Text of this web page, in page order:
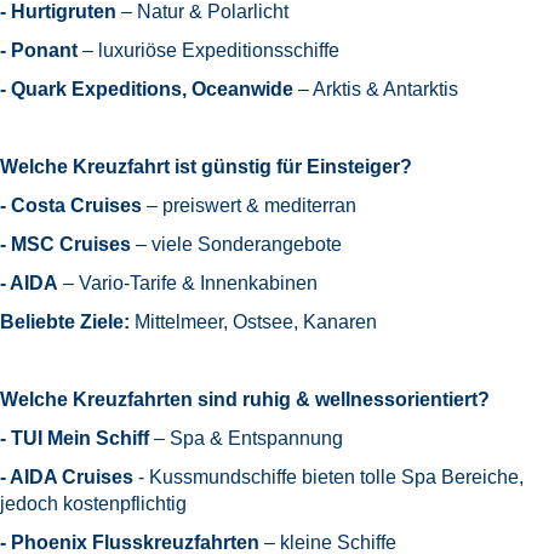
- Hurtigruten – Natur & Polarlicht
- Ponant – luxuriöse Expeditionsschiffe
- Quark Expeditions, Oceanwide – Arktis & Antarktis
Welche Kreuzfahrt ist günstig für Einsteiger?
- Costa Cruises – preiswert & mediterran
- MSC Cruises – viele Sonderangebote
- AIDA – Vario-Tarife & Innenkabinen
Beliebte Ziele: Mittelmeer, Ostsee, Kanaren
Welche Kreuzfahrten sind ruhig & wellnessorientiert?
- TUI Mein Schiff– Spa & Entspannung
- AIDA Cruises - Kussmundschiffe bieten tolle Spa Bereiche,
jedoch kostenpflichtig
- Phoenix Flusskreuzfahrten – kleine Schiffe